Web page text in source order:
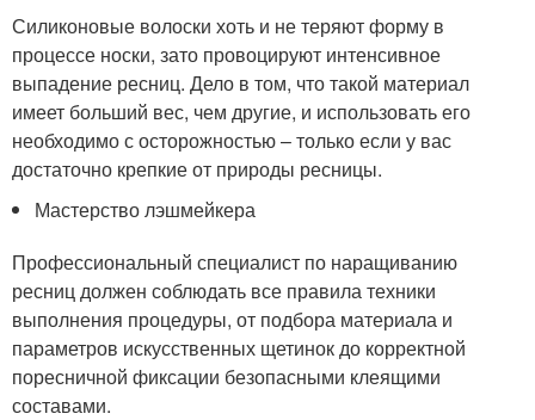
Силиконовые волоски хоть и не теряют форму в
процессе носки, зато провоцируют интенсивное
выпадение ресниц. Дело в том, что такой материал
имеет больший вес, чем другие, и использовать его
необходимо с осторожностью – только если у вас
достаточно крепкие от природы ресницы.
Мастерство лэшмейкера
Профессиональный специалист по наращиванию
ресниц должен соблюдать все правила техники
выполнения процедуры, от подбора материала и
параметров искусственных щетинок до корректной
поресничной фиксации безопасными клеящими
составами.